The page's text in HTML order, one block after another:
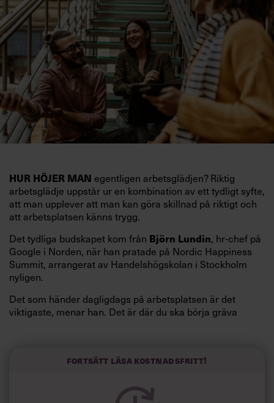
HUR HÖJER MAN egentligen arbetsglädjen? Riktig
arbetsglädje uppstår ur en kombination av ett tydligt syfte,
att man upplever att man kan göra skillnad på riktigt och
att arbetsplatsen känns trygg.
Det tydliga budskapet kom från Björn Lundin, hr-chef på
Google i Norden, när han pratade på Nordic Happiness
Summit, arrangerat av Handelshögskolan i Stockholm
nyligen.
Det som händer dagligdags på arbetsplatsen är det
viktigaste, menar han. Det är där du ska börja gräva
och höjt arbetsglädjen på Google:
Fortsätt läsa kostnadsfritt!